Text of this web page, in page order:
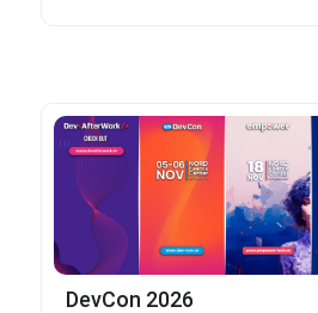
DevCon 2026